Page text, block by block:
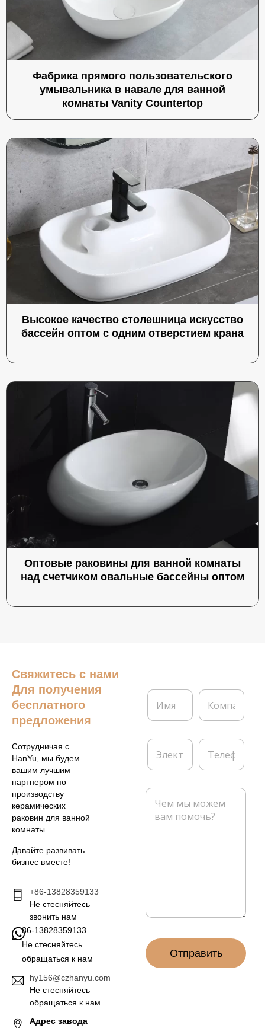
Фабрика прямого пользовательского
умывальника в навале для ванной
комнаты Vanity Countertop
Высокое качество столешница искусство
бассейн оптом с одним отверстием крана
Оптовые раковины для ванной комнаты
над счетчиком овальные бассейны оптом
Свяжитесь с нами
Для получения
бесплатного
предложения
Сотрудничая с
HanYu, мы будем
вашим лучшим
партнером по
производству
керамических
раковин для ванной
комнаты.
Давайте развивать
бизнес вместе!
+86-13828359133
Не стесняйтесь
звонить нам
86-13828359133
Не стесняйтесь
обращаться к нам
hy156@czhanyu.com
Не стесняйтесь
обращаться к нам
Адрес завода
И
я
К
м
а
я
Э
е
т
а
Т
л
ф
о
н
С
Отправить